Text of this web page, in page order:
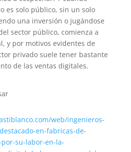
es solo público, sin un solo
una inversión o jugándose
sector público, comienza a
y por motivos evidentes de
privado suele tener bastante
de las ventas digitales.
web/ingenieros-
en-fabricas-de-
su-labor-en-la-